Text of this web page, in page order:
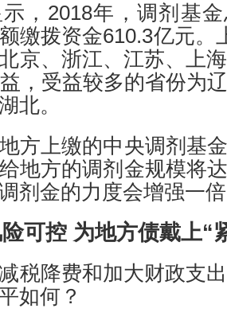
，2018年，调剂基
缴拨资金610.3亿元。
京、浙江、江苏、上
，受益较多的省份为
北。
方上缴的中央调剂基
地方的调剂金规模将
剂金的力度会增强一
可控 为地方债戴上“
税降费和加大财政支
如何？